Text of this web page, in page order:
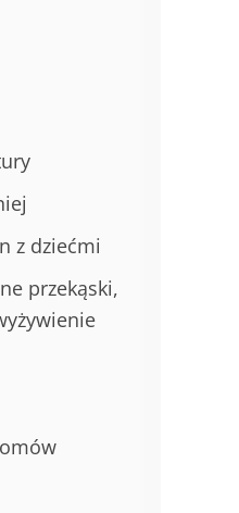
z dziećmi
przekąski,